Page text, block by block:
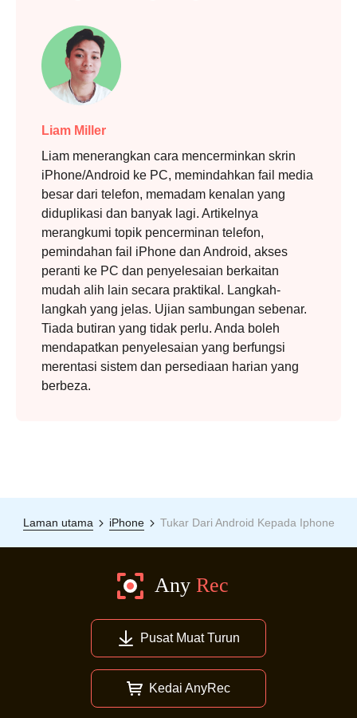
Liam Miller
Liam menerangkan cara mencerminkan skrin
iPhone/Android ke PC, memindahkan fail media
besar dari telefon, memadam kenalan yang
diduplikasi dan banyak lagi. Artikelnya
merangkumi topik pencerminan telefon,
pemindahan fail iPhone dan Android, akses
peranti ke PC dan penyelesaian berkaitan
mudah alih lain secara praktikal. Langkah-
langkah yang jelas. Ujian sambungan sebenar.
Tiada butiran yang tidak perlu. Anda boleh
mendapatkan penyelesaian yang berfungsi
merentasi sistem dan persediaan harian yang
berbeza.
Laman utama iPhone Tukar Dari Android Kepada Iphone
Pusat Muat Turun
Kedai AnyRec